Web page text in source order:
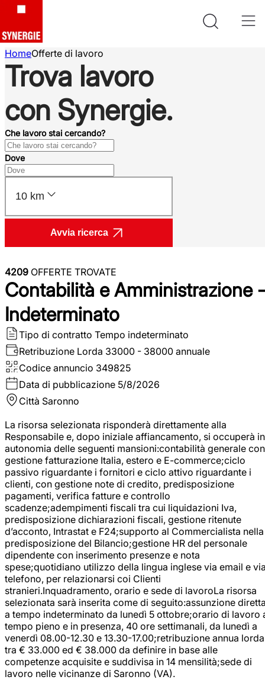
HomeOfferte di lavoro
Trova lavoro
con Synergie.
Che lavoro stai cercando?
Dove
10 km
Avvia ricerca
4209 OFFERTE TROVATE
Contabilità e Amministrazione -
Indeterminato
Tipo di contratto Tempo indeterminato
Retribuzione Lorda 33000 - 38000 annuale
Codice annuncio 349825
Data di pubblicazione 5/8/2026
Città Saronno
La risorsa selezionata risponderà direttamente alla
Responsabile e, dopo iniziale affiancamento, si occuperà in
autonomia delle seguenti mansioni:contabilità generale con
gestione fatturazione Italia, estero e E-commerce;ciclo
passivo riguardante i fornitori e ciclo attivo riguardante i
clienti, con gestione note di credito, predisposizione
pagamenti, verifica fatture e controllo
scadenze;adempimenti fiscali tra cui liquidazioni Iva,
predisposizione dichiarazioni fiscali, gestione ritenute
d’acconto, Intrastat e F24;supporto al Commercialista nella
predisposizione del Bilancio;gestione HR del personale
dipendente con inserimento presenze e nota
spese;quotidiano utilizzo della lingua inglese via email e
telefono, per relazionarsi coi Clienti
stranieri.Inquadramento, orario e sede di lavoroLa risorsa
selezionata sarà inserita come di seguito:assunzione
a tempo indeterminato da lunedì 5 ottobre;orario di lavoro
tempo pieno e in presenza, 40 ore settimanali, da lunedì a
venerdì 08.00-12.30 e 13.30-17.00;retribuzione annua lorda
tra € 33.000 ed € 38.000 da definire in base alle
competenze acquisite e suddivisa in 14 mensilità;sede di
lavoro nelle vicinanze di Saronno (VA).